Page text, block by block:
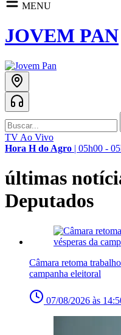
MENU
JOVEM PAN
TV Ao Vivo
Hora H do Agro | 05h00 -
últimas
Deputados
Câmara retoma
campanha eleitoral
07/08/2026 às